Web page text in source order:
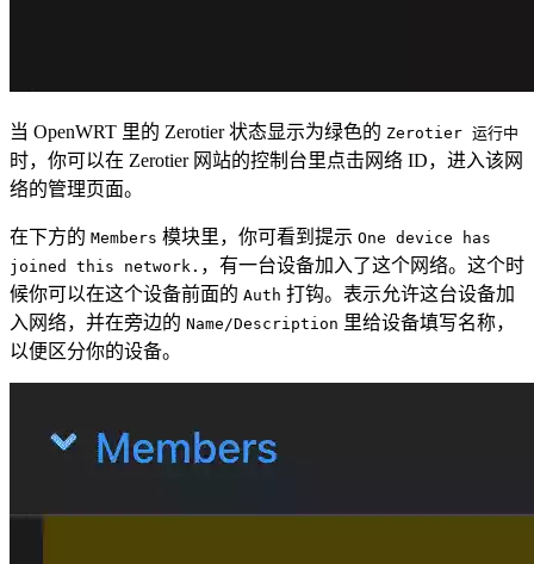
当 OpenWRT 里的 Zerotier 状态显示为绿色的 Zerotier 运行中
时，你可以在 Zerotier 网站的控制台里点击网络 ID，进入该网
络的管理页面。
在下方的 Members 模块里，你可看到提示 One device has
joined this network. ，有一台设备加入了这个网络。这个时
候你可以在这个设备前面的 Auth 打钩。表示允许这台设备加
入网络，并在旁边的 Name/Description 里给设备填写名称，
以便区分你的设备。